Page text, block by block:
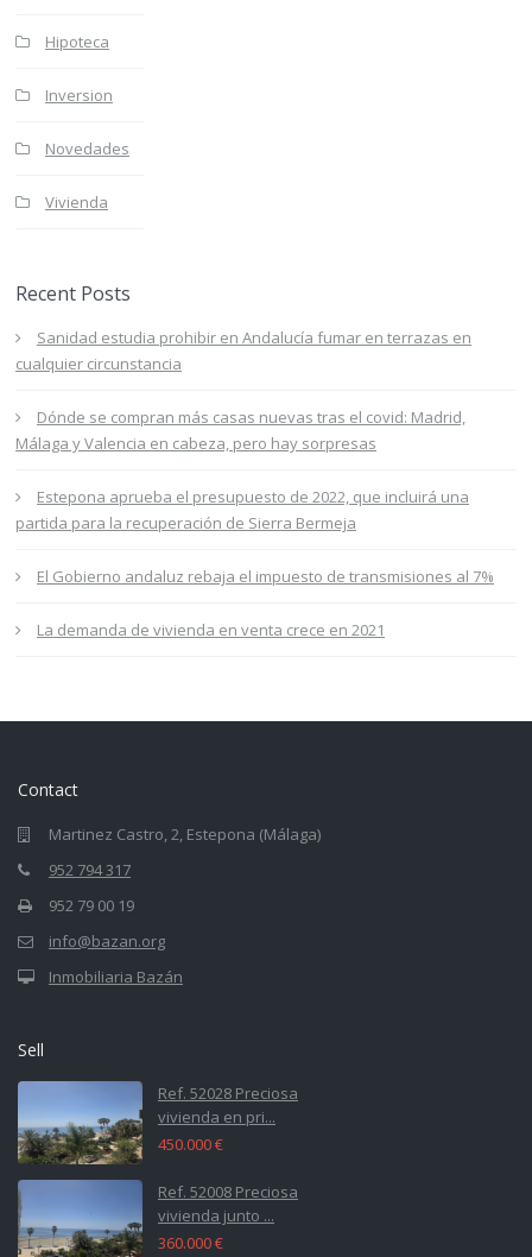
Hipoteca
Inversion
Novedades
Vivienda
Recent Posts
Sanidad estudia prohibir en Andalucía fumar en terrazas en
cualquier circunstancia
Dónde se compran más casas nuevas tras el covid: Madrid,
Málaga y Valencia en cabeza, pero hay sorpresas
Estepona aprueba el presupuesto de 2022, que incluirá una
partida para la recuperación de Sierra Bermeja
El Gobierno andaluz rebaja el impuesto de transmisiones al 7%
La demanda de vivienda en venta crece en 2021
Contact
Martinez Castro, 2, Estepona (Málaga)
952 794 317
952 79 00 19
info@bazan.org
Inmobiliaria Bazán
Sell
Ref. 52028 Preciosa
vivienda en pri...
450.000 €
Ref. 52008 Preciosa
vivienda junto ...
360.000 €